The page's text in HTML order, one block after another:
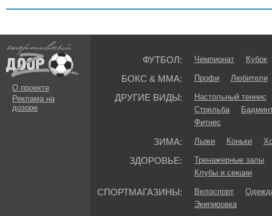
О проекте
Реклама на
дозоре
ФУТБОЛ: Чемпионат Кубок
БОКС & ММА: Профи Любители
ДРУГИЕ ВИДЫ:
Настольный теннис
Стрельба
Фитнес
ЗИМА: Лыжи Коньки
ЗДОРОВЬЕ:
Тренажерные залы
Клубы и секции
СПОРТМАГАЗИНЫ: Велоспорт
Экипировка